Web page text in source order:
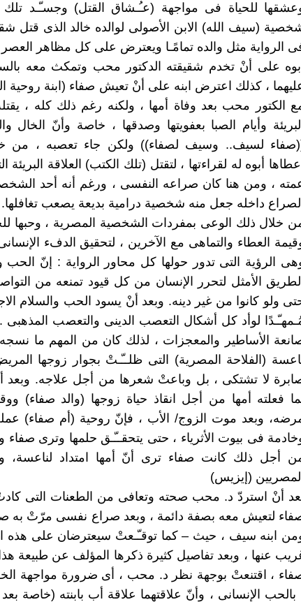
للحياة فى مواجهة (عـُـشاق القتل) وجسـّـد
(سيف الله) الابن الأصولى لوالده خالد الذى قتل
الرواية مثل والده تمامًـا ويعترض على كل مظاهر
أبوه على أنْ تخدم شقيقته الدكتور محب وتمكث معه
، كذلك اعترض ابنه على أنْ تعيش صفاء (ابنة روحية
الكتور محب بعد وفاة أمها ، ولكنه رغم ذلك كله ،
البريئة وأيام الصبا بعفويتها وصدقها ، خاصة وأنّ الخال
لسيف.. وسيف لصفاء)) ولكن جاء تعصبه ، من
أعطاها أبوه له لقراءتها ، لتقتل (تلك الكتب) العلاقة
، ومن هنا كان صراعه النفسى ، ورغم أنه أحد
الصراع داخله جعل منه شخصية درامية بديعة يصعب تغافلها.
خلال ذلك الوعى بمفردات الشخصية المصرية ، وحبها
العطاء والتماهى مع الآخرين ، لتحقيق الدفء
الرؤية التى تدور حولها كل محاور الرواية : إنّ الحب
الطريق الأمثل لتحرر الإنسان من كل قيود تمنعه من
ولو كانوا من غير دينه. وبعد أنْ يسود الحب والسلام
لوأد كل أشكال التعصب الدينى والتعصب
الأساطير والمعجزات ، لذلك كان من المهم ما
(الفلاحة المصرية) التى ظلــّـتْ بجوار زوجها
لا تشتكى ، بل وباعتْ شعرها من أجل علاجه.
فعلته أمها من أجل انقاذ حياة زوجها (والد صفاء)
وبعد موت الزوج/ الأب ، فإنّ روحية (أم صفاء)
فى بيوت الأثرياء ، حتى يتحقــّـق حلمها وترى
أجل ذلك كانت صفاء ترى أنّ أمها امتداد لناعسة،
المصريين (إيزيس)
أنْ استردّ د. محب صحته وتعافى من الطعنات التى
لتعيش معه بصفة دائمة ، وبعد صراع نفسى مرّتْ به
ابنه سيف ، حيث – كما توقـّـعتْ سيعترضان على هذه
عنها ، وبعد تفاصيل كثيرة ذكرها المؤلف عن طبيعة
، اقتنعتْ بوجهة نظر د. محب ، أى ضرورة مواجهة
بالحب الإنسانى ، وأنّ علاقتهما علاقة أب بابنته (خاصة